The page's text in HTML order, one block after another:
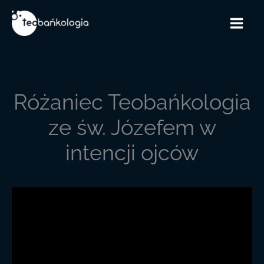
do
treści
Różaniec Teobańkologia
ze św. Józefem w
intencji ojców